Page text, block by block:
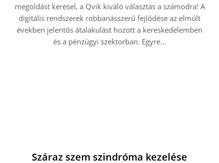
megoldást keresel, a Qvik kiváló választás a számodra! A
digitális rendszerek robbanásszerű fejlődése az elmúlt
években jelentős átalakulást hozott a kereskedelemben
és a pénzügyi szektorban. Egyre…
Száraz szem szindróma kezelése